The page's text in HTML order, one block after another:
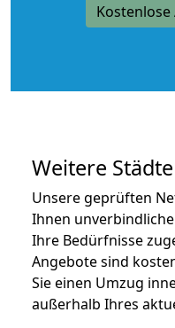
Weitere
Unsere geprüften
Ihnen
Ihre Bedürfnisse
Angebote sind
Sie einen Umzug
außerhalb Ihres